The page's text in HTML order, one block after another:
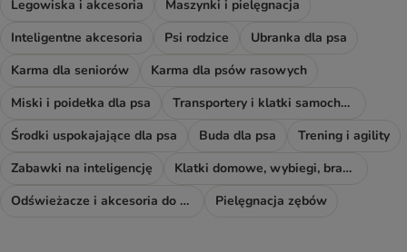
Legowiska i akcesoria
Maszynki i pielęgnacja
Inteligentne akcesoria
Psi rodzice
Ubranka dla psa
Karma dla seniorów
Karma dla psów rasowych
Miski i poidełka dla psa
Transportery i klatki samochodowe
Środki uspokajające dla psa
Buda dla psa
Trening i agility
Zabawki na inteligencję
Klatki domowe, wybiegi, bramki i rampy
Odświeżacze i akcesoria do sprzątania
Pielęgnacja zębów